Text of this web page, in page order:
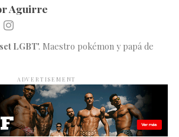
Aguirre
LGBT". Maestro pokémon y papá de
ADVERTISEMENT